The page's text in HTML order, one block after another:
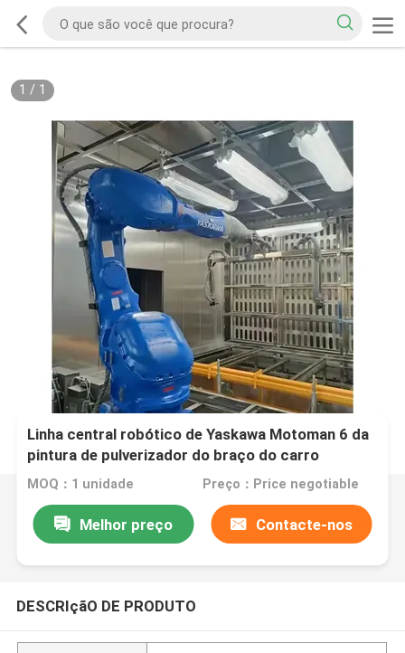
1 / 1
Linha central robótico de Yaskawa Motoman 6 da
pintura de pulverizador do braço do carro
MPX3500
MOQ：1 unidade Preço：Price negotiable
Melhor preço Contacte-nos
DESCRIçãO DE PRODUTO